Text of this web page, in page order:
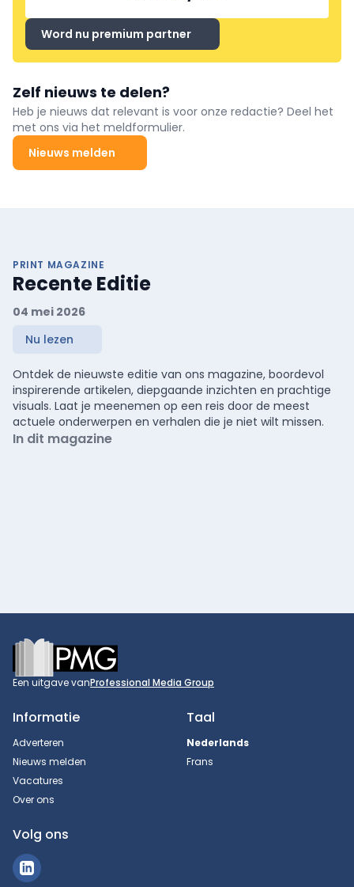
Word nu premium partner
Zelf nieuws te delen?
Heb je nieuws dat relevant is voor onze redactie? Deel het
met ons via het meldformulier.
Nieuws melden
PRINT MAGAZINE
Recente Editie
04 mei 2026
Nu lezen
Ontdek de nieuwste editie van ons magazine, boordevol
inspirerende artikelen, diepgaande inzichten en prachtige
visuals. Laat je meenemen op een reis door de meest
actuele onderwerpen en verhalen die je niet wilt missen.
In dit magazine
Footer
Een uitgave vanProfessional Media Group
Informatie
Adverteren
Nieuws melden
Vacatures
Over ons
Taal
Nederlands
Frans
Volg ons